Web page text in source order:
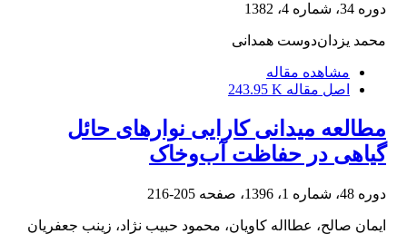
دوره 34، شماره 4، 1382
محمد یزدان‌دوست همدانی
مشاهده مقاله
اصل مقاله 243.95 K
مطالعه میدانی کارایی نوارهای حائل
گیاهی در حفاظت آب‌وخاک
دوره 48، شماره 1، 1396، صفحه 205-216
ایمان صالح، عطااله کاویان، محمود حبیب نژاد، زینب جعفریان